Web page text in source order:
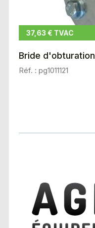
37,63 € TVAC
Bride d'obturation
Réf. : pg1011121